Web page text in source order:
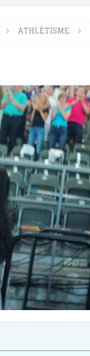
ATHLÉTISME